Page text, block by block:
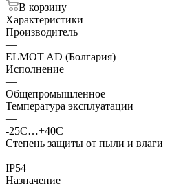
В корзину
Характеристики
Производитель
—
ELMOT AD (Болгария)
Исполнение
—
Общепромышленное
Температура эксплуатации
—
-25С…+40С
Степень защиты от пыли и влаги
—
IP54
Назначение
—